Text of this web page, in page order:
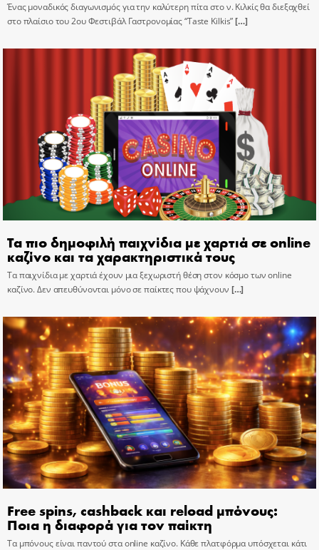
Ένας μοναδικός διαγωνισμός για την καλύτερη πίτα στο ν. Κιλκίς θα διεξαχθεί
στο πλαίσιο του 2ου Φεστιβάλ Γαστρονομίας “Taste Kilkis”[…]
Τα πιο δημοφιλή παιχνίδια με χαρτιά σε online
καζίνο και τα χαρακτηριστικά τους
Τα παιχνίδια με χαρτιά έχουν μια ξεχωριστή θέση στον κόσμο των online
καζίνο. Δεν απευθύνονται μόνο σε παίκτες που ψάχνουν […]
Free spins, cashback και reload μπόνους:
Ποια η διαφορά για τον παίκτη
Τα μπόνους είναι παντού στα online καζίνο. Κάθε πλατφόρμα υπόσχεται κάτι